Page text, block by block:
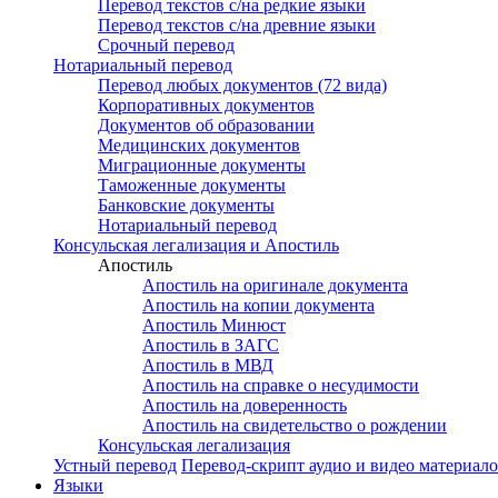
Перевод текстов с/на редкие языки
Перевод текстов с/на древние языки
Срочный перевод
Нотариальный перевод
Перевод любых документов (72 вида)
Корпоративных документов
Документов об образовании
Медицинских документов
Миграционные документы
Таможенные документы
Банковские документы
Нотариальный перевод
Консульская легализация и Апостиль
Апостиль
Апостиль на оригинале документа
Апостиль на копии документа
Апостиль Минюст
Апостиль в ЗАГС
Апостиль в МВД
Апостиль на справке о несудимости
Апостиль на доверенность
Апостиль на свидетельство о рождении
Консульская легализация
Устный перевод Перевод-скрипт аудио и видео
Языки